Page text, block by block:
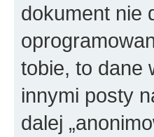
dokument nie
tobie, to dane
innymi posty
dalej